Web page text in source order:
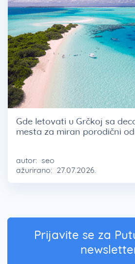
Gde letovati u Grčkoj sa
mesta za miran porodični
autor: seo
ažurirano: 27.07.2026.
Prijavite se za